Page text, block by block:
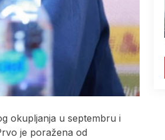
okupljanja u septembru i
je poražena od